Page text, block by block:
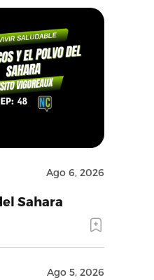
Ago 6, 2026
Sahara
Ago 5, 2026